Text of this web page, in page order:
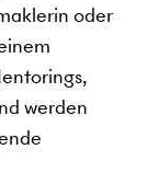
oder
werden